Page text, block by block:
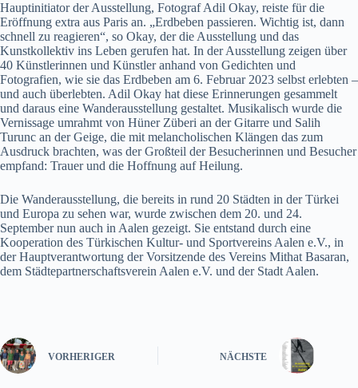
Hauptinitiator der Ausstellung, Fotograf Adil Okay, reiste für die
Eröffnung extra aus Paris an. „Erdbeben passieren. Wichtig ist, dann
schnell zu reagieren“, so Okay, der die Ausstellung und das
Kunstkollektiv ins Leben gerufen hat. In der Ausstellung zeigen über
40 Künstlerinnen und Künstler anhand von Gedichten und
Fotografien, wie sie das Erdbeben am 6. Februar 2023 selbst erlebten –
und auch überlebten. Adil Okay hat diese Erinnerungen gesammelt
und daraus eine Wanderausstellung gestaltet. Musikalisch wurde die
Vernissage umrahmt von Hüner Züberi an der Gitarre und Salih
Turunc an der Geige, die mit melancholischen Klängen das zum
Ausdruck brachten, was der Großteil der Besucherinnen und Besucher
empfand: Trauer und die Hoffnung auf Heilung.
Die Wanderausstellung, die bereits in rund 20 Städten in der Türkei
und Europa zu sehen war, wurde zwischen dem 20. und 24.
September nun auch in Aalen gezeigt. Sie entstand durch eine
Kooperation des Türkischen Kultur- und Sportvereins Aalen e.V., in
der Hauptverantwortung der Vorsitzende des Vereins Mithat Basaran,
dem Städtepartnerschaftsverein Aalen e.V. und der Stadt Aalen.
VORHERIGER NÄCHSTE